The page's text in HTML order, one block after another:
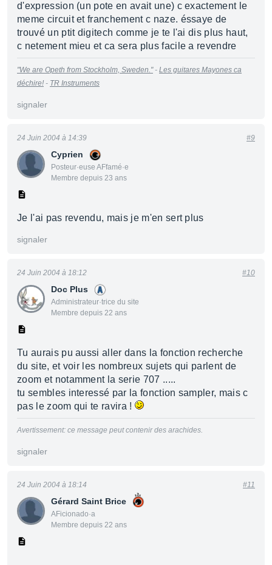
d'expression (un pote en avait une) c exactement le
meme circuit et franchement c naze. éssaye de
trouvé un ptit digitech comme je te l'ai dis plus haut,
c netement mieu et ca sera plus facile a revendre
"We are Opeth from Stockholm, Sweden."- Les guitares Mayones ca
déchire! - TR Instruments
signaler
Cyprien
Posteur·euse AFfamé·e
Membre depuis 23 ans
24 Juin 2004 à 14:39 #9
Je l'ai pas revendu, mais je m'en sert plus
signaler
Doc Plus
Administrateur·trice du site
Membre depuis 22 ans
24 Juin 2004 à 18:12 #10
Tu aurais pu aussi aller dans la fonction recherche
du site, et voir les nombreux sujets qui parlent de
zoom et notamment la serie 707 .....
tu sembles interessé par la fonction sampler, mais c
pas le zoom qui te ravira !
Avertissement: ce message peut contenir des arachides.
signaler
Gérard Saint Brice
AFicionado·a
Membre depuis 22 ans
24 Juin 2004 à 18:14 #11